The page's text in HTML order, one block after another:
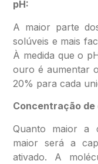
pH:
A maior parte
solúveis e mais
À medida que o
ouro é aumentar
20% para cada
Concentração
Quanto maior a
maior será a
ativado. A